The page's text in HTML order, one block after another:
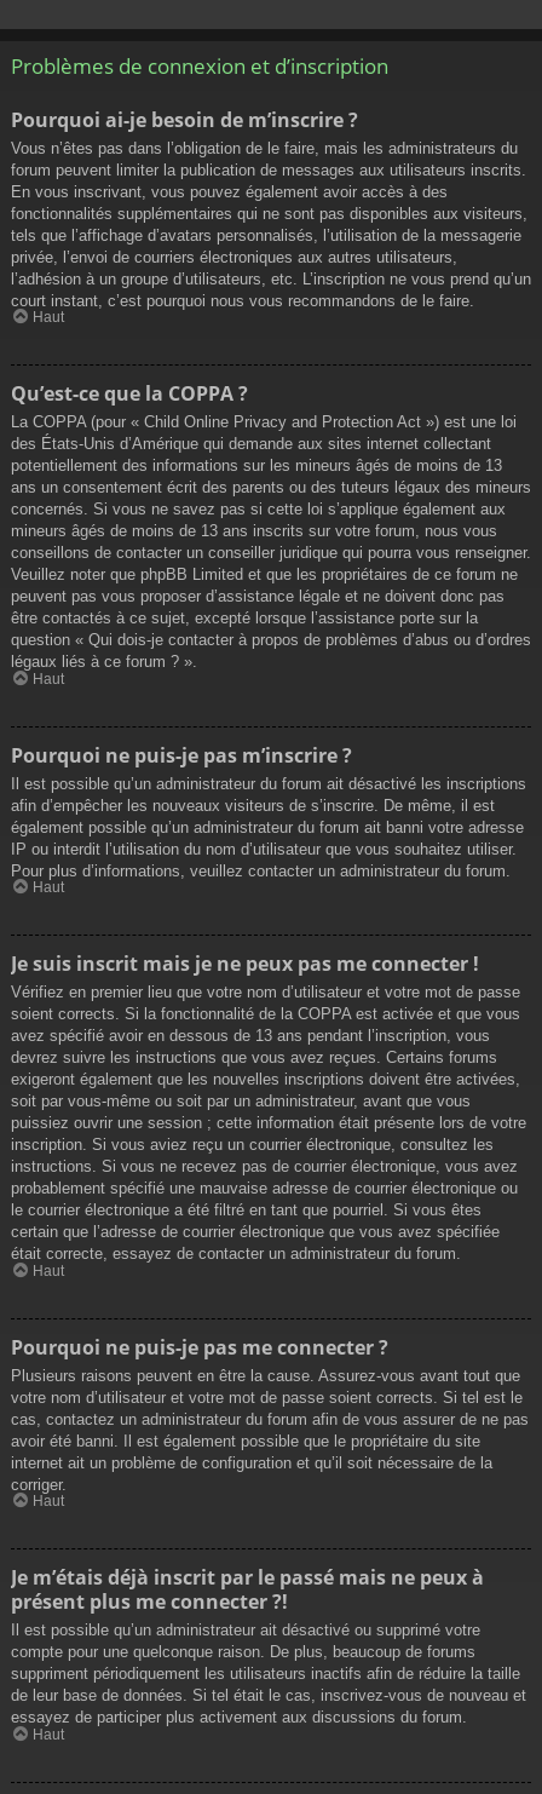
Problèmes de connexion et d’inscription
Pourquoi ai-je besoin de m’inscrire ?
Vous n’êtes pas dans l’obligation de le faire, mais les administrateurs du
forum peuvent limiter la publication de messages aux utilisateurs inscrits.
En vous inscrivant, vous pouvez également avoir accès à des
fonctionnalités supplémentaires qui ne sont pas disponibles aux visiteurs,
tels que l’affichage d’avatars personnalisés, l’utilisation de la messagerie
privée, l’envoi de courriers électroniques aux autres utilisateurs,
l’adhésion à un groupe d’utilisateurs, etc. L’inscription ne vous prend qu’un
court instant, c’est pourquoi nous vous recommandons de le faire.
Haut
Qu’est-ce que la COPPA ?
La COPPA (pour « Child Online Privacy and Protection Act ») est une loi
des États-Unis d’Amérique qui demande aux sites internet collectant
potentiellement des informations sur les mineurs âgés de moins de 13
ans un consentement écrit des parents ou des tuteurs légaux des mineurs
concernés. Si vous ne savez pas si cette loi s’applique également aux
mineurs âgés de moins de 13 ans inscrits sur votre forum, nous vous
conseillons de contacter un conseiller juridique qui pourra vous renseigner.
Veuillez noter que phpBB Limited et que les propriétaires de ce forum ne
peuvent pas vous proposer d’assistance légale et ne doivent donc pas
être contactés à ce sujet, excepté lorsque l’assistance porte sur la
question « Qui dois-je contacter à propos de problèmes d’abus ou d’ordres
légaux liés à ce forum ? ».
Haut
Pourquoi ne puis-je pas m’inscrire ?
Il est possible qu’un administrateur du forum ait désactivé les inscriptions
afin d’empêcher les nouveaux visiteurs de s’inscrire. De même, il est
également possible qu’un administrateur du forum ait banni votre adresse
IP ou interdit l’utilisation du nom d’utilisateur que vous souhaitez utiliser.
Pour plus d’informations, veuillez contacter un administrateur du forum.
Haut
Je suis inscrit mais je ne peux pas me connecter !
Vérifiez en premier lieu que votre nom d’utilisateur et votre mot de passe
soient corrects. Si la fonctionnalité de la COPPA est activée et que vous
avez spécifié avoir en dessous de 13 ans pendant l’inscription, vous
devrez suivre les instructions que vous avez reçues. Certains forums
exigeront également que les nouvelles inscriptions doivent être activées,
soit par vous-même ou soit par un administrateur, avant que vous
puissiez ouvrir une session ; cette information était présente lors de votre
inscription. Si vous aviez reçu un courrier électronique, consultez les
instructions. Si vous ne recevez pas de courrier électronique, vous avez
probablement spécifié une mauvaise adresse de courrier électronique ou
le courrier électronique a été filtré en tant que pourriel. Si vous êtes
certain que l’adresse de courrier électronique que vous avez spécifiée
était correcte, essayez de contacter un administrateur du forum.
Haut
Pourquoi ne puis-je pas me connecter ?
Plusieurs raisons peuvent en être la cause. Assurez-vous avant tout que
votre nom d’utilisateur et votre mot de passe soient corrects. Si tel est le
cas, contactez un administrateur du forum afin de vous assurer de ne pas
avoir été banni. Il est également possible que le propriétaire du site
internet ait un problème de configuration et qu’il soit nécessaire de la
corriger.
Haut
Je m’étais déjà inscrit par le passé mais ne peux à
présent plus me connecter ?!
Il est possible qu’un administrateur ait désactivé ou supprimé votre
compte pour une quelconque raison. De plus, beaucoup de forums
suppriment périodiquement les utilisateurs inactifs afin de réduire la taille
de leur base de données. Si tel était le cas, inscrivez-vous de nouveau et
essayez de participer plus activement aux discussions du forum.
Haut